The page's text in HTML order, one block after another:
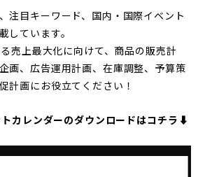
注目キーワード、国内・国際イベント
しています。
売上最大化に向けて、商品の販売計
画、広告運用計画、在庫調整、予算策
計画にお役立てください！
カレンダーのダウンロードはコチラ⬇︎